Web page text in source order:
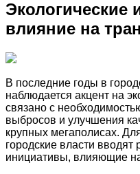
Экологические
влияние на
В последние годы в
наблюдается акцент на
связано с
выбросов и улучшения
крупных мегаполисах.
городские власти вводят
инициативы, влияющие